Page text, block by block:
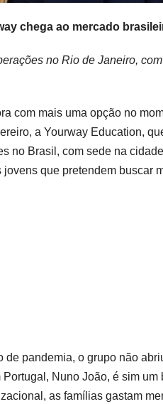
chega ao mercado
no Rio de Janeiro,
com mais uma opção no
a Yourway Education,
no Brasil, com sede na
que pretendem buscar
de pandemia, o grupo não
Nuno João, é sim
as famílias gastam